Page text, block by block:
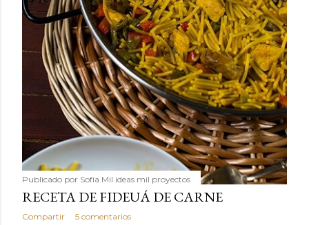
Publicado por Sofía Mil ideas mil proyectos
RECETA DE FIDEUÁ DE CARNE
Compartir 5 comentarios